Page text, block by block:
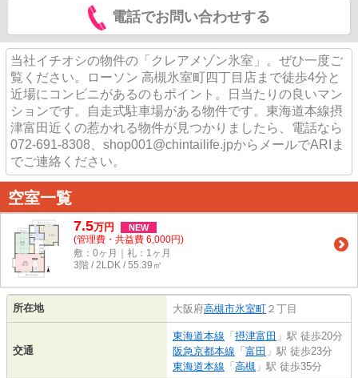
電話でお問い合わせする
当社イチオシの物件の「クレアメゾン氷室」。ぜひ一度ご
覧ください。ローソン 高槻氷室町四丁目店まで徒歩4分と
近場にコンビニがあるのもポイント。日当たりの良いマン
ションです。自走式駐車場がある物件です。東海道本線摂
津富田近くの惹かれる物件が見つかりましたら、電話なら
072-691-8308、shop001@chintailife.jpからメールでARIま
でご連絡ください。
空室一覧
7.5万円 NEW
(管理費・共益費 6,000円)
敷：0ヶ月｜礼：1ヶ月
3階 / 2LDK / 55.39㎡
所在地 大阪府高槻市氷室町 ２丁目
交通
東海道本線 「 摂津富田 」駅 徒歩20分
阪急京都本線 「 富田 」駅 徒歩23分
東海道本線 「 高槻 」駅 徒歩35分